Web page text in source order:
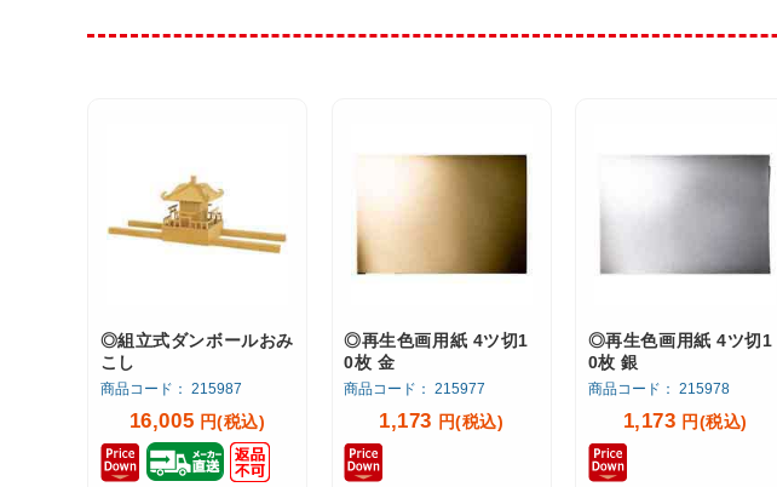
16,005 円(税込)
商品コード： 215987
◎組立式ダンボールおみ
こし
1,173 円(税込)
商品コード： 215977
◎再生色画用紙 4ツ切1
0枚 金
1,173 円(税込)
商品コード： 215978
◎再生色画用紙 4ツ切1
0枚 銀